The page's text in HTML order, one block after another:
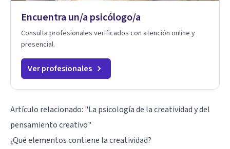
Encuentra un/a psicólogo/a
Consulta profesionales verificados con atención online y
presencial.
Ver profesionales
Artículo relacionado: "La psicología de la creatividad y del
pensamiento creativo"
¿Qué elementos contiene la creatividad?